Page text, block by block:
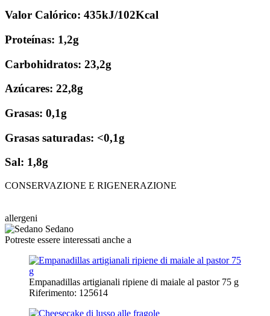
Valor Calórico: 435kJ/102Kcal
Proteínas: 1,2g
Carbohidratos: 23,2g
Azúcares: 22,8g
Grasas: 0,1g
Grasas saturadas: <0,1g
Sal: 1,8g
CONSERVAZIONE E RIGENERAZIONE
allergeni
Sedano
Potreste essere interessati anche a
Empanadillas artigianali ripiene di maiale al pastor 75 g
Riferimento: 125614